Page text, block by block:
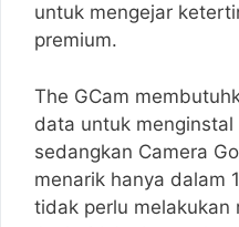
untuk mengejar
premium.
The GCam
data untuk
sedangkan Camera
menarik hanya dalam
tidak perlu melakukan